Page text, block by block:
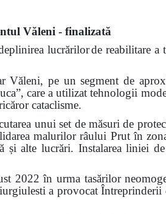
Văleni - finalizată
lucrărilorde reabilitare a
Văleni, pe un segment de
care a utilizat tehnologii
cataclisme.
unui set de măsuri de
malurilor râului Prut în
și alte lucrări. Instalarea liniei
2022 în urma tasărilor
a provocat Întreprinderii